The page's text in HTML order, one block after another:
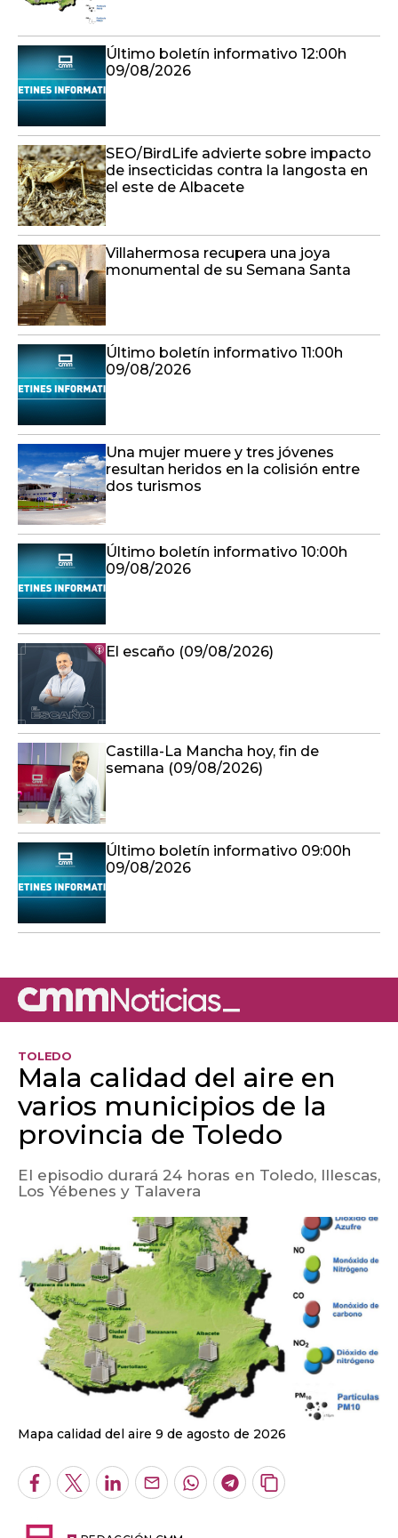
Último boletín informativo 12:00h
09/08/2026
SEO/BirdLife advierte sobre impacto
de insecticidas contra la langosta en
el este de Albacete
Villahermosa recupera una joya
monumental de su Semana Santa
Último boletín informativo 11:00h
09/08/2026
Una mujer muere y tres jóvenes
resultan heridos en la colisión entre
dos turismos
Último boletín informativo 10:00h
09/08/2026
El escaño (09/08/2026)
Castilla-La Mancha hoy, fin de
semana (09/08/2026)
Último boletín informativo 09:00h
09/08/2026
TOLEDO
Mala calidad del aire en
varios municipios de la
provincia de Toledo
El episodio durará 24 horas en Toledo, Illescas,
Los Yébenes y Talavera
Mapa calidad del aire 9 de agosto de 2026
Facebook
TwitterLinkedInEnviarWhatsapp
Telegram
Copiar